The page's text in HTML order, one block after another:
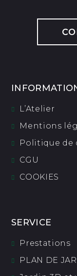
L’Atelier
Mentions
Politique
CGU
COOKIES
SERVICE
Prestations
PLAN DE